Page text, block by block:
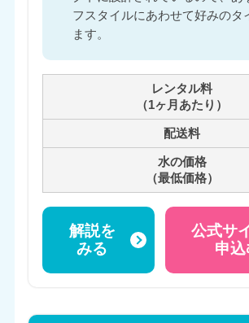
フスタイルにあわせて好みのタ
ます。
レンタル料
（1ヶ月あたり）
配送料
水の価格
（最低価格）
解説を
みる
公式サ
申込